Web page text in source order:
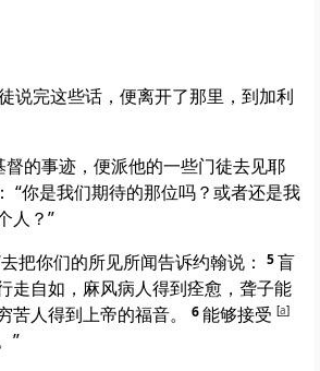
说完这些话，便离开了那里，到加利
的事迹，便派他的一些门徒去见耶
“你是我们期待的那位吗？或者还是我
人？”
把你们的所见所闻告诉约翰说： 5盲
走自如，麻风病人得到痊愈，聋子能
人得到上帝的福音。
6能够接受 [a]
”